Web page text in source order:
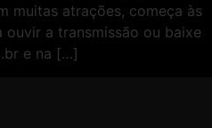
muitas atrações, começa às
ouvir a transmissão ou baixe
e na […]